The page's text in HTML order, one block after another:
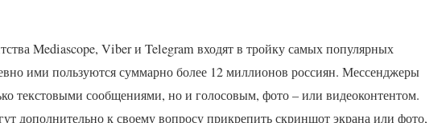
Mediascope, Viber и Telegram входят в тройку самых популярных
ими пользуются суммарно более 12 миллионов россиян. Мессенджеры
текстовыми сообщениями, но и голосовым, фото – или видеоконтентом.
дополнительно к своему вопросу прикрепить скриншот экрана или фото,